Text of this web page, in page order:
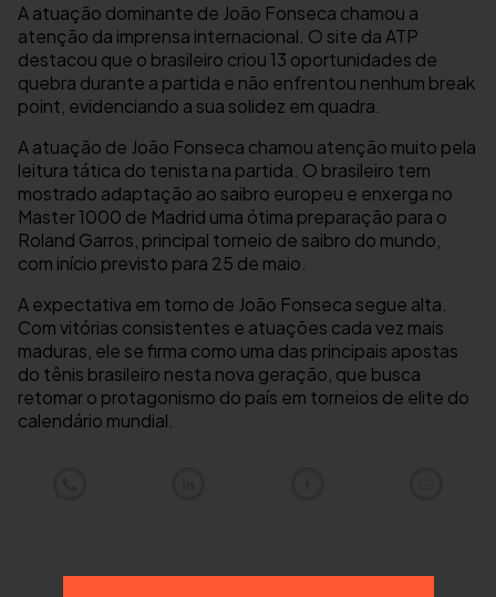
A atuação dominante de João Fonseca chamou a
atenção da imprensa internacional. O site da ATP
destacou que o brasileiro criou 13 oportunidades de
quebra durante a partida e não enfrentou nenhum break
point, evidenciando a sua solidez em quadra.
A atuação de João Fonseca chamou atenção muito pela
leitura tática do tenista na partida. O brasileiro tem
mostrado adaptação ao saibro europeu e enxerga no
Master 1000 de Madrid uma ótima preparação para o
Roland Garros, principal torneio de saibro do mundo,
com início previsto para 25 de maio.
A expectativa em torno de João Fonseca segue alta.
Com vitórias consistentes e atuações cada vez mais
maduras, ele se firma como uma das principais apostas
do tênis brasileiro nesta nova geração, que busca
retomar o protagonismo do país em torneios de elite do
calendário mundial.